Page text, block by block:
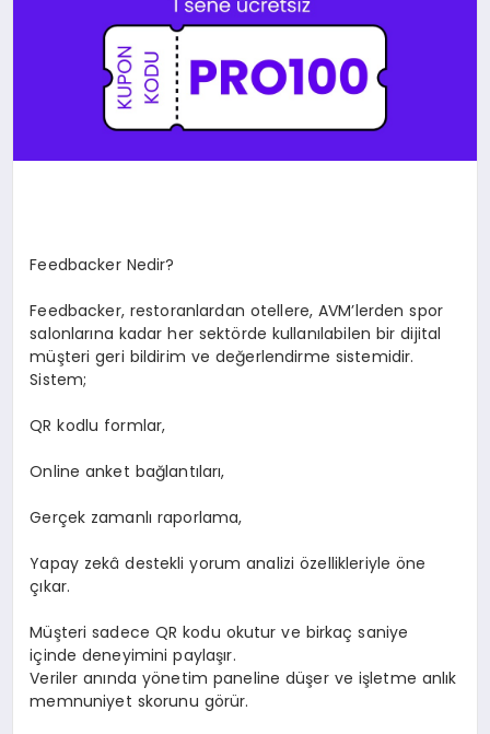
Feedbacker Nedir?
Feedbacker, restoranlardan otellere, AVM’lerden spor
salonlarına kadar her sektörde kullanılabilen bir dijital
müşteri geri bildirim ve değerlendirme sistemidir.
Sistem;
QR kodlu formlar,
Online anket bağlantıları,
Gerçek zamanlı raporlama,
Yapay zekâ destekli yorum analizi özellikleriyle öne
çıkar.
Müşteri sadece QR kodu okutur ve birkaç saniye
içinde deneyimini paylaşır.
Veriler anında yönetim paneline düşer ve işletme anlık
memnuniyet skorunu görür.